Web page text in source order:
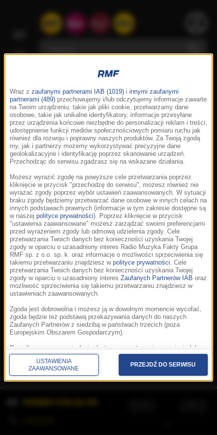
Korzystanie z portalu oznacza akceptację
Prywatność.Aplikacje.© 2026 Radio Muzyka
Fakty Grupa RMF sp. z o.o. sp. k.
Wraz z zaufanymi partnerami IAB (1019) i innymi zaufanymi
partnerami (489) przechowujemy i/lub odczytujemy informacje zawarte
na Twoim urządzeniu, takie jak pliki cookie, przetwarzamy dane
osobowe, takie jak unikalne identyfikatory, informacje przesyłane
przez urządzenia końcowe niezbędne do personalizacji reklam i treści,
udostępnienie funkcji mediów społecznościowych pomiaru ruchu jak
również dla rozwoju i poprawny naszych produktów. Za Twoją zgodą
my, jak i partnerzy możemy wykorzystywać precyzyjne dane
geolokalizacyjne i identyfikację poprzez skanowanie urządzeń.
Przechodząc do serwisu zgadzasz się na wskazane działania.
Możesz wyrazić zgodę na powyższe cele przetwarzania poprzez
kliknięcie w przycisk "przechodzę do serwisu", możesz również nie
wyrażać zgody poprzez wybór ustawień zaawansowanych. W sytuacji
braku zgody będziemy przetwarzać dane osobowe w innych celach na
innych podstawach prawnych (informacje w tym zakresie dostępne są
w naszej polityce prywatności). Poprzez kliknięcie w przycisk
"ustawienia zaawansowane" możesz zarządzać swoimi preferencjami
przed wyrażeniem zgody lub odmową udzielenia zgody. Cele
przetwarzania Twoich danych bez konieczności uzyskania Twojej
zgody w oparciu o uzasadniony interes Radio Muzyka Fakty Grupa
RMF sp. z o.o. sp. k. oraz informacje o możliwości sprzeciwienia się
takiemu przetwarzaniu znajdziesz w polityce prywatności. Cele
przetwarzania Twoich danych bez konieczności uzyskania Twojej
zgody w oparciu o uzasadniony interes Zaufanych Partnerów IAB oraz
możliwość sprzeciwienia się takiemu przetwarzaniu znajdziesz w
ustawieniach zaawansowanych.
Zgoda jest dobrowolna i możesz ją w dowolnym momencie wycofać,
zgoda będzie też podstawą przekazywania danych do naszych
Zaufanych Partnerów z siedzibą w państwach trzecich (poza
Europejskim Obszarem Gospodarczym).
Ponadto masz prawo żądania dostępu, sprostowania, usunięcia lub
ograniczenia przetwarzania danych, a także złożenia skargi do
Prezesa Urzędu Ochrony Danych Osobowych. W polityce prywatności
znajdziesz informacje jak wykonać swoje prawa. Szczegółowe
informacje na temat przetwarzania Twoich danych znajdują się w
USTAWIENIA
ZAAWANSOWANE
PRZEJDŹ DO SERWISU